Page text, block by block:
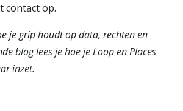
contactop.
je grip houdt op data, rechten en
blog lees je hoe je Loop en Places
inzet.